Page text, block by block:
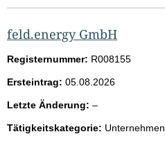
feld.energy GmbH
Registernummer: R008155
Ersteintrag: 05.08.2026
Letzte Änderung: –l
e
Tätigkeitskategorie: Unternehmen